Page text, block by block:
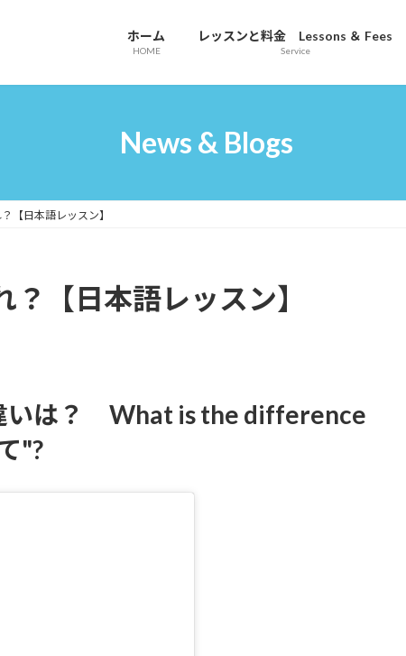
ホーム
HOME
レッスンと料金 Lessons ＆ Fees
Service
News & Blogs
【日本語レッスン】
【日本語レッスン】
いは？ What is the difference
"?